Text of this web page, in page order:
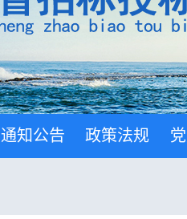
通知公告 政策法规